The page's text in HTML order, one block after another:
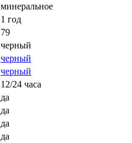
минеральное
1 год
79
черный
черный
черный
12/24 часа
да
да
да
да